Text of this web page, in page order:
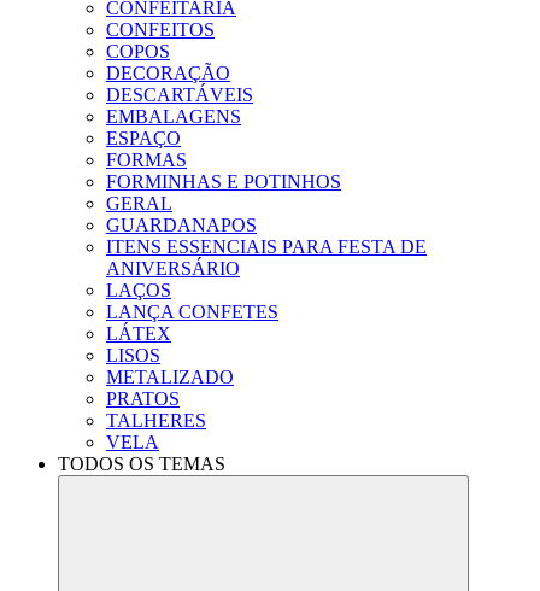
CONFEITARIA
CONFEITOS
COPOS
DECORAÇÃO
DESCARTÁVEIS
EMBALAGENS
ESPAÇO
FORMAS
FORMINHAS E POTINHOS
GERAL
GUARDANAPOS
ITENS ESSENCIAIS PARA FESTA DE
ANIVERSÁRIO
LAÇOS
LANÇA CONFETES
LÁTEX
LISOS
METALIZADO
PRATOS
TALHERES
VELA
TODOS OS TEMAS